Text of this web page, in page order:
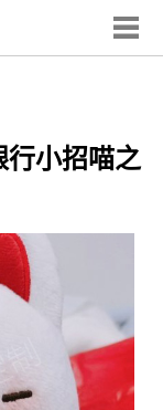
行小招喵之